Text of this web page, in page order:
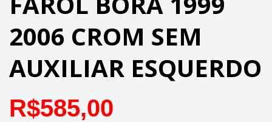
2006 CROM SEM
AUXILIAR ESQUERDO
R$585,00